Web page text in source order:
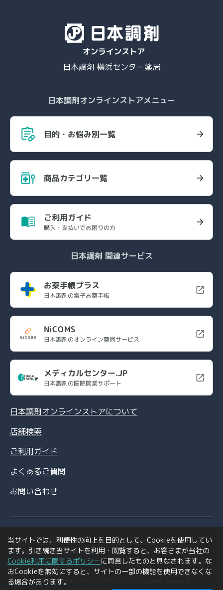
日本調剤 横浜センター薬局
日本調剤オンラインストアメニュー
目的・お悩み別一覧
商品カテゴリ一覧
ご利用ガイド
購入・支払いでお困りの方
日本調剤 関連サービス
お薬手帳プラス
日本調剤の電子お薬手帳
NiCOMS
日本調剤のオンライン薬局サービス
メディカルセンター.JP
日本調剤の医院開業サポート
日本調剤オンラインストアについて
店舗検索
ご利用ガイド
よくあるご質問
お問い合わせ
情報セキュリティポリシー
個人情報の取扱いについて
特定商取引法に基づく表記
利用規約
ご利用環境について
会社情報
Copyright © NIHON CHOUZAI Co., Ltd. All rights reserved.
当サイトでは、利便性の向上を目的として、Cookieを使用してい
ます。引き続き当サイトを利用・閲覧すると、お客さまが当社の
Cookie利用に関するポリシーに同意したものと見なされます。な
おCookieを無効にすると、サイトの一部の機能を使用できなくな
る場合があります。